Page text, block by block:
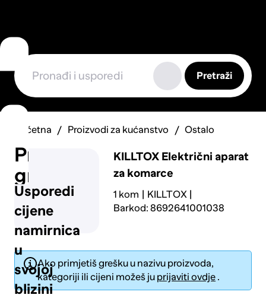
Usporedi
cijene
namirnica
u
svojoj
blizini
Prijavi
grešku
Pretraži
Početna Proizvodi za kućanstvo Ostalo
KILLTOX Električni aparat
za komarce
1 kom
KILLTOX
Barkod: 8692641001038
Ako primjetiš grešku u nazivu proizvoda,
kategoriji ili cijeni možeš ju prijaviti ovdje .